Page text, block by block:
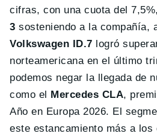
cifras, con una cuota del
3 sosteniendo a la compañía,
Volkswagen ID.7 logró
norteamericana en el último
podemos negar la llegada de
como el Mercedes CLA,
Año en Europa 2026. El
este estancamiento más a